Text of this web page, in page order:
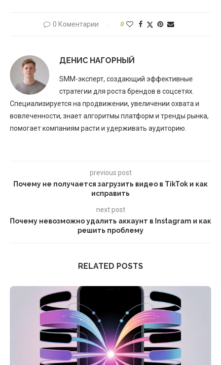
0 Коментарии 0
ДЕНИС НАГОРНЫЙ
SMM-эксперт, создающий эффективные
стратегии для роста брендов в соцсетях.
Специализируется на продвижении, увеличении охвата и
вовлеченности, знает алгоритмы платформ и тренды рынка,
помогает компаниям расти и удерживать аудиторию.
previous post
Почему не получается загрузить видео в TikTok и как
исправить
next post
Почему невозможно удалить аккаунт в Instagram и как
решить проблему
RELATED POSTS